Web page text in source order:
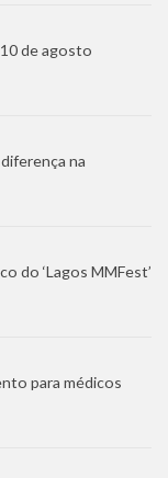
de agosto
na
do ‘Lagos MMFest’
para médicos